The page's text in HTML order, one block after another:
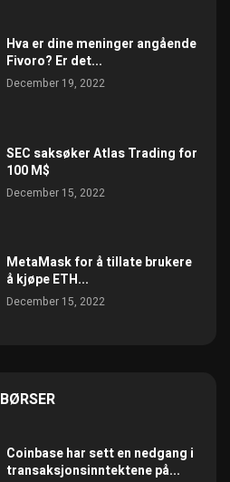
Hva er dine meninger angående
Fivoro? Er det...
December 19, 2022
SEC saksøker Atlas Trading for
100 M$
December 15, 2022
MetaMask for å tillate brukere
å kjøpe ETH...
December 15, 2022
BØRSER
Coinbase har sett en nedgang i
transaksjonsinntektene på...